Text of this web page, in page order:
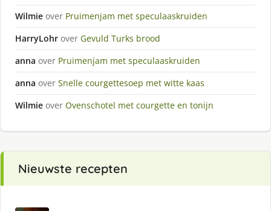
Wilmie over Pruimenjam met speculaaskruiden
HarryLohr over Gevuld Turks brood
anna over Pruimenjam met speculaaskruiden
anna over Snelle courgettesoep met witte kaas
Wilmie over Ovenschotel met courgette en tonijn
Nieuwste recepten